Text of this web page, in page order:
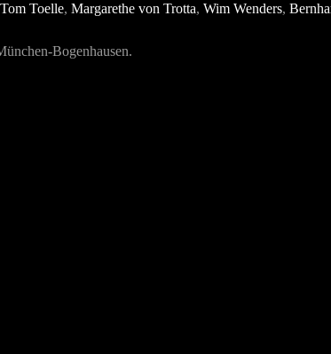
Tom Toelle, Margarethe von Trotta, Wim Wenders,
Bogenhausen.